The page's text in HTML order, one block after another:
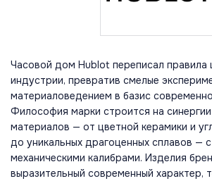
Часовой дом Hublot переписал правила
индустрии, превратив смелые
материаловедением в базис
Философия марки строится на
материалов — от цветной керамики и
до уникальных драгоценных сплавов —
механическими калибрами. Изделия
выразительный современный характер,